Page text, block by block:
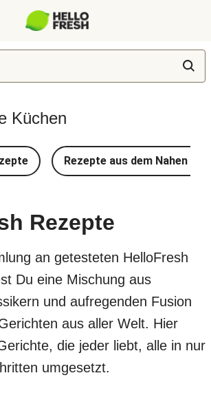
Küchen
Rezepte aus dem Nahen
Rezepte
an getesteten HelloFresh
Du eine Mischung aus
und aufregenden Fusion
aus aller Welt. Hier
die jeder liebt, alle in nur
umgesetzt.